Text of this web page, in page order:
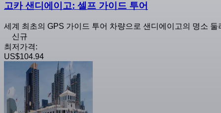
고카 샌디에이고: 셀프 가이드 투어
세계 최초의 GPS 가이드 투어 차량으로 샌디에이고의 명소 둘
신규
최저가격:
US$104.94